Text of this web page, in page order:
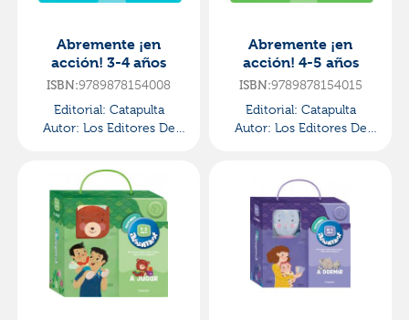
Abremente ¡en
acción! 3-4 años
ISBN:9789878154008
Editorial: Catapulta
Autor: Los Editores De
Abremente ¡en
acción! 4-5 años
ISBN:9789878154015
Editorial: Catapulta
Autor: Los Editores De